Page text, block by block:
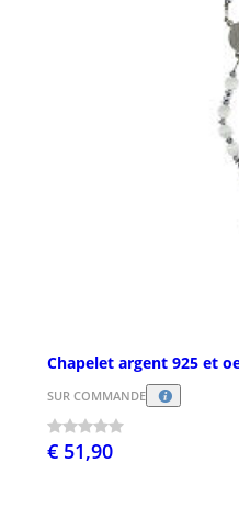
Chapelet argent 925 et
SUR COMMANDE
€ 51,90